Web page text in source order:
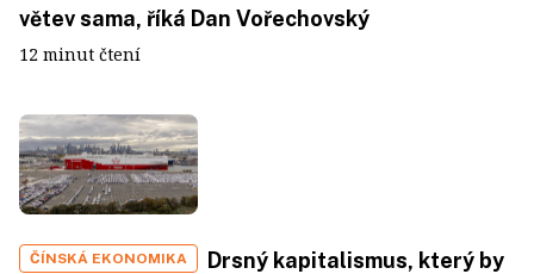
větev sama, říká Dan Vořechovský
12 minut čtení
ČÍNSKÁ EKONOMIKA
Drsný kapitalismus, který by